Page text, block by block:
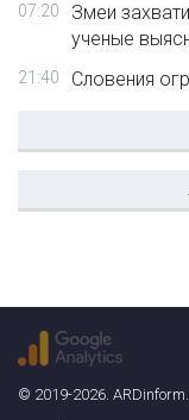
07:20
Змеи
ученые
21:40 Словения
© 2019-2026.